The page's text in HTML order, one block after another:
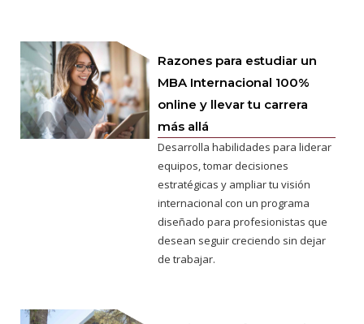
Razones para estudiar un
MBA Internacional 100%
online y llevar tu carrera
más allá
Desarrolla habilidades para liderar
equipos, tomar decisiones
estratégicas y ampliar tu visión
internacional con un programa
diseñado para profesionistas que
desean seguir creciendo sin dejar
de trabajar.